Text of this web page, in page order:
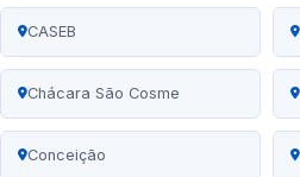
CASEB
Chácara São Cosme
Conceição